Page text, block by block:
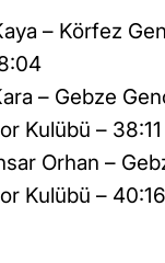
– Körfez
– Gebze
Kulübü – 38:11
Orhan –
Kulübü – 40:16